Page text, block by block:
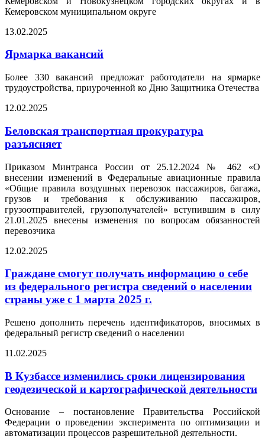
Кемеровском муниципальном округе
13.02.2025
Ярмарка вакансий
Более 330 вакансий предложат работодатели на ярмарке
трудоустройства, приуроченной ко Дню Защитника Отечества
12.02.2025
Беловская транспортная прокуратура
разъясняет
Приказом Минтранса России от 25.12.2024 № 462 «О
внесении изменений в Федеральные авиационные правила
«Общие правила воздушных перевозок пассажиров, багажа,
грузов и требования к обслуживанию пассажиров,
грузоотправителей, грузополучателей» вступившим в силу
21.01.2025 внесены изменения по вопросам обязанностей
перевозчика
12.02.2025
Граждане смогут получать информацию о себе
из федерального регистра сведений о населении
страны уже с 1 марта 2025 г.
Решено дополнить перечень идентификаторов, вносимых в
федеральный регистр сведений о населении
11.02.2025
В Кузбассе изменились сроки лицензирования
геодезической и картографической деятельности
Основание – постановление Правительства Российской
Федерации о проведении эксперимента по оптимизации и
автоматизации процессов разрешительной деятельности.